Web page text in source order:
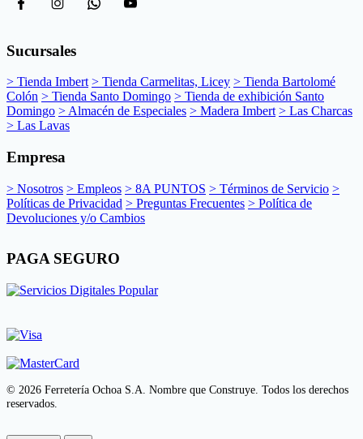
Sucursales
> Tienda Imbert > Tienda Carmelitas, Licey > Tienda Bartolomé
Colón > Tienda Santo Domingo > Tienda de exhibición Santo
Domingo > Almacén de Especiales > Madera Imbert > Las Charcas
> Las Lavas
Empresa
> Nosotros > Empleos > 8A PUNTOS > Términos de Servicio >
Políticas de Privacidad > Preguntas Frecuentes > Política de
Devoluciones y/o Cambios
PAGA SEGURO
© 2026 Ferretería Ochoa S.A. Nombre que Construye. Todos los derechos
reservados.